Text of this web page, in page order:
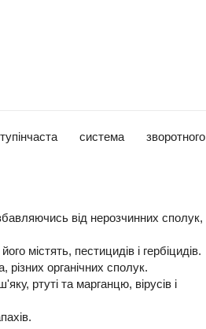
система зворотного
від нерозчинних сполук,
містять, пестицидів і гербіцидів.
органічних сполук.
ртуті та марганцю, вірусів і